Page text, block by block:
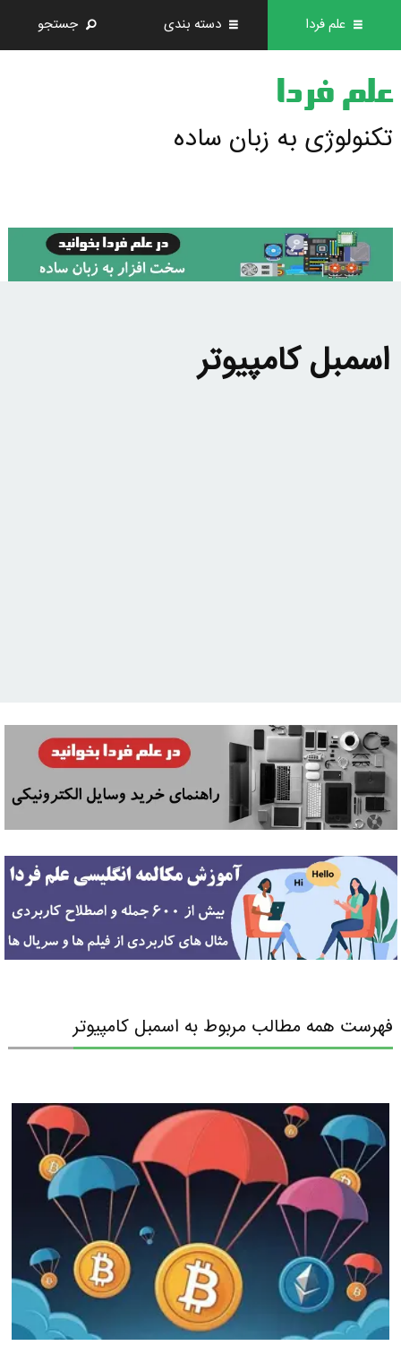
علم فردا دسته بندی جستجو
علم فردا
تکنولوژی به زبان ساده
اسمبل کامپیوتر
فهرست همه مطالب مربوط به اسمبل کامپیوتر